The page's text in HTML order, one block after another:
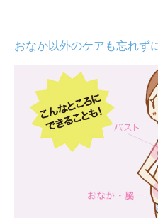
おなか以外のケアも忘れず